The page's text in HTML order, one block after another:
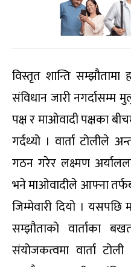
विस्तृत शान्ति सम्झौतामा
संविधान जारी नगर्दासम्म
पक्ष र माओवादी पक्षका
गर्दथ्यो । वार्ता टोलीले
गठन गरेर लक्ष्मण
भने माओवादीले आफ्ना
जिम्मेवारी दियो । यसपछि
सम्झौताको वार्ताका
संयोजकत्वमा वार्ता